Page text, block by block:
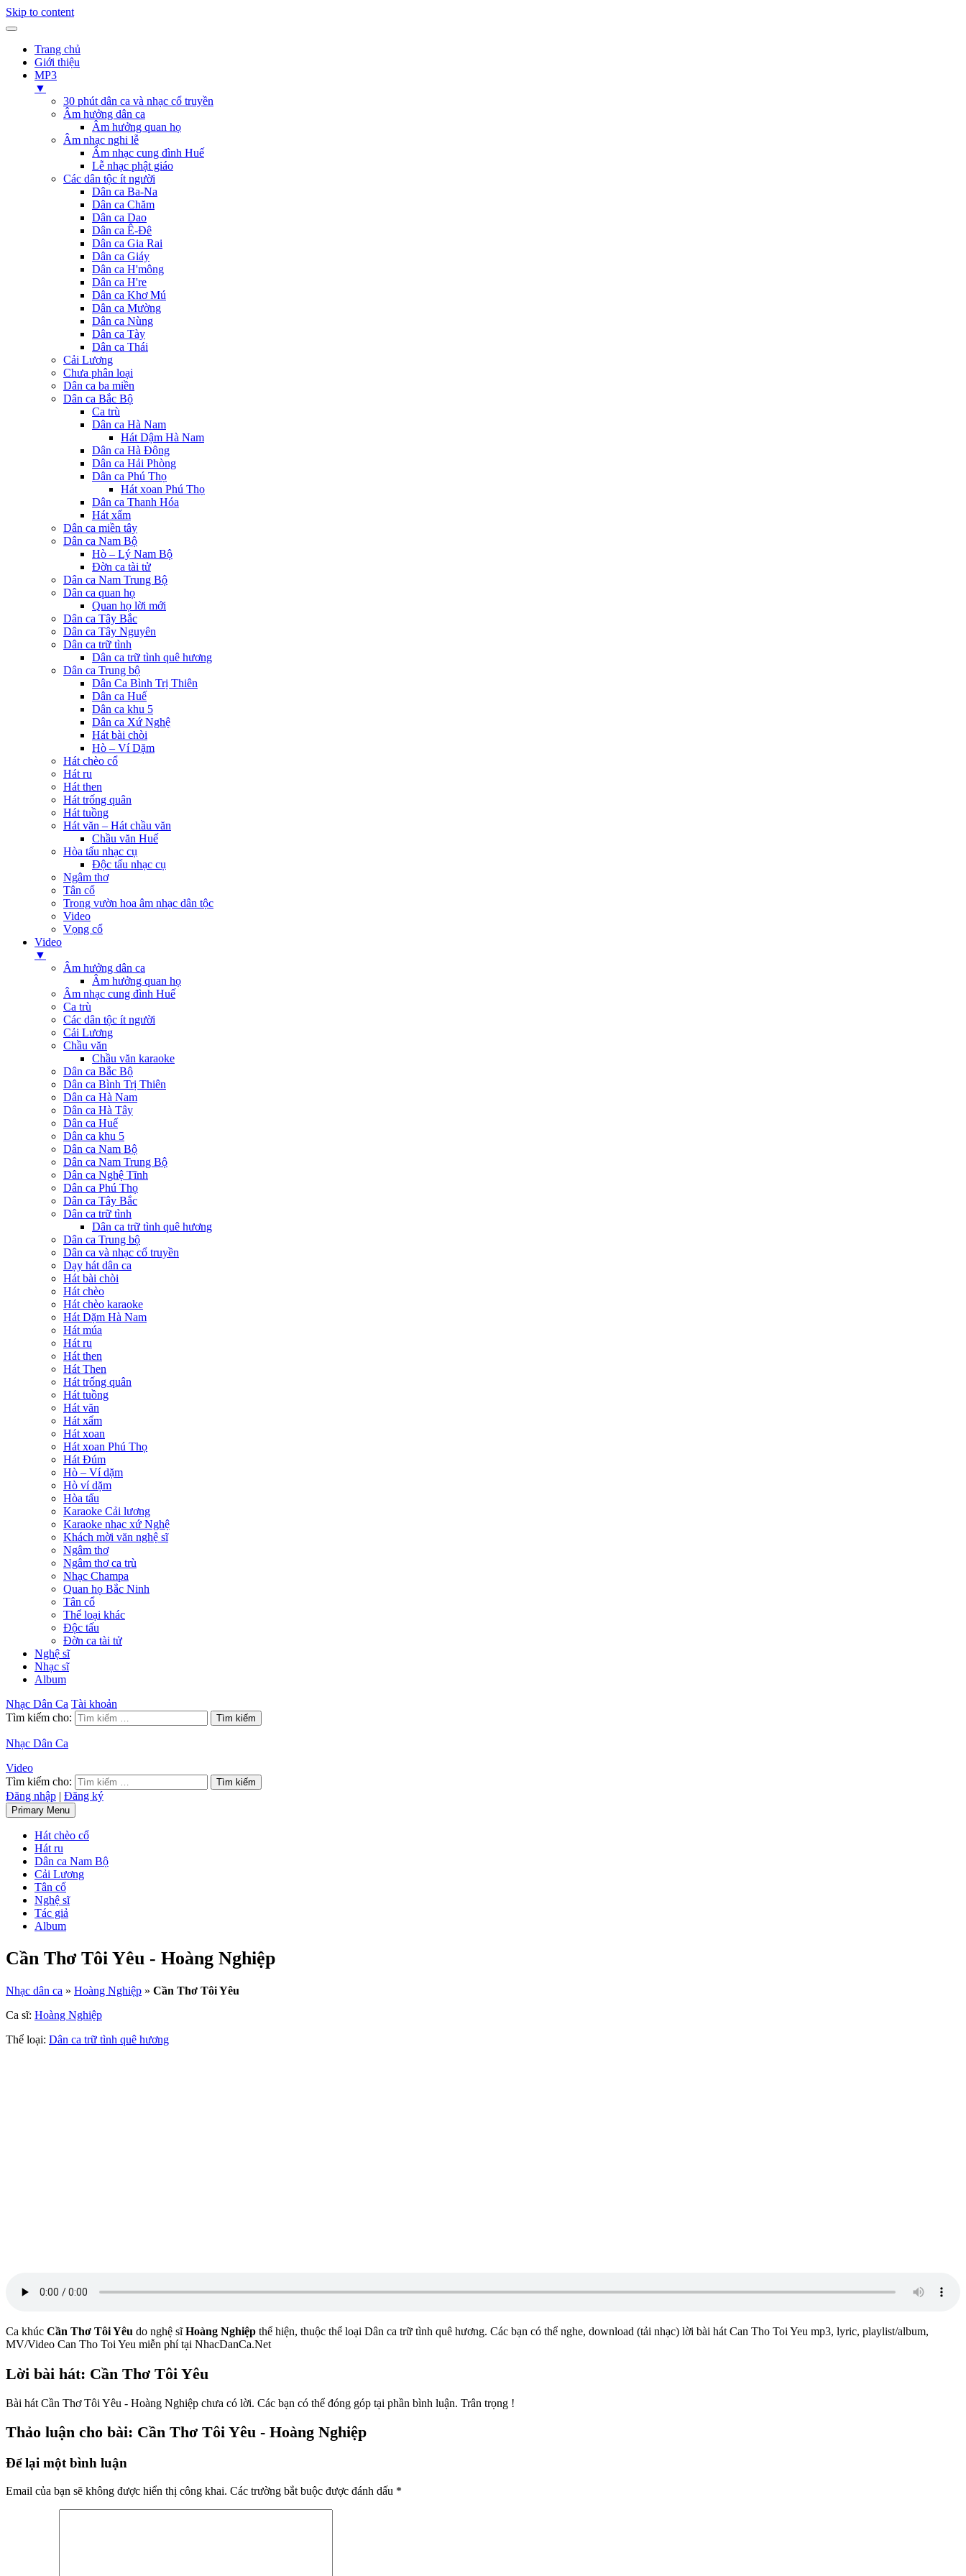
Skip to content
Trang chủ
Giới thiệu
MP3
▼
30 phút dân ca và nhạc cổ truyền
Âm hưởng dân ca
Âm hưởng quan họ
Âm nhạc nghi lễ
Âm nhạc cung đình Huế
Lễ nhạc phật giáo
Các dân tộc ít người
Dân ca Ba-Na
Dân ca Chăm
Dân ca Dao
Dân ca Ê-Đê
Dân ca Gia Rai
Dân ca Giáy
Dân ca H'mông
Dân ca H're
Dân ca Khơ Mú
Dân ca Mường
Dân ca Nùng
Dân ca Tày
Dân ca Thái
Cải Lương
Chưa phân loại
Dân ca ba miền
Dân ca Bắc Bộ
Ca trù
Dân ca Hà Nam
Hát Dậm Hà Nam
Dân ca Hà Đông
Dân ca Hải Phòng
Dân ca Phú Thọ
Hát xoan Phú Thọ
Dân ca Thanh Hóa
Hát xẩm
Dân ca miền tây
Dân ca Nam Bộ
Hò – Lý Nam Bộ
Đờn ca tài tử
Dân ca Nam Trung Bộ
Dân ca quan họ
Quan họ lời mới
Dân ca Tây Bắc
Dân ca Tây Nguyên
Dân ca trữ tình
Dân ca trữ tình quê hương
Dân ca Trung bộ
Dân Ca Bình Trị Thiên
Dân ca Huế
Dân ca khu 5
Dân ca Xứ Nghệ
Hát bài chòi
Hò – Ví Dặm
Hát chèo cổ
Hát ru
Hát then
Hát trống quân
Hát tuồng
Hát văn – Hát chầu văn
Chầu văn Huế
Hòa tấu nhạc cụ
Độc tấu nhạc cụ
Ngâm thơ
Tân cổ
Trong vườn hoa âm nhạc dân tộc
Video
Vọng cổ
Video
▼
Âm hưởng dân ca
Âm hưởng quan họ
Âm nhạc cung đình Huế
Ca trù
Các dân tộc ít người
Cải Lương
Chầu văn
Chầu văn karaoke
Dân ca Bắc Bộ
Dân ca Bình Trị Thiên
Dân ca Hà Nam
Dân ca Hà Tây
Dân ca Huế
Dân ca khu 5
Dân ca Nam Bộ
Dân ca Nam Trung Bộ
Dân ca Nghệ Tĩnh
Dân ca Phú Thọ
Dân ca Tây Bắc
Dân ca trữ tình
Dân ca trữ tình quê hương
Dân ca Trung bộ
Dân ca và nhạc cổ truyền
Dạy hát dân ca
Hát bài chòi
Hát chèo
Hát chèo karaoke
Hát Dặm Hà Nam
Hát múa
Hát ru
Hát then
Hát Then
Hát trống quân
Hát tuồng
Hát văn
Hát xẩm
Hát xoan
Hát xoan Phú Thọ
Hát Đúm
Hò – Ví dặm
Hò ví dặm
Hòa tấu
Karaoke Cải lương
Karaoke nhạc xứ Nghệ
Khách mời văn nghệ sĩ
Ngâm thơ
Ngâm thơ ca trù
Nhạc Champa
Quan họ Bắc Ninh
Tân cổ
Thể loại khác
Độc tấu
Đờn ca tài tử
Nghệ sĩ
Nhạc sĩ
Album
Nhạc Dân Ca Tài khoản
Tìm kiếm cho:
Nhạc Dân Ca
Video
Tìm kiếm cho:
Đăng nhập | Đăng ký
Primary Menu
Hát chèo cổ
Hát ru
Dân ca Nam Bộ
Cải Lương
Tân cổ
Nghệ sĩ
Tác giả
Album
Cần Thơ Tôi Yêu - Hoàng Nghiệp
Nhạc dân ca » Hoàng Nghiệp » Cần Thơ Tôi Yêu
Ca sĩ: Hoàng Nghiệp
Thể loại: Dân ca trữ tình quê hương
Ca khúc Cần Thơ Tôi Yêu do nghệ sĩHoàng Nghiệp thể hiện, thuộc thể loại Dân ca trữ tình quê hương. Các bạn có thể nghe, download (tải nhạc) lời bài hát Can Tho Toi Yeu mp3, lyric, playlist/album,
MV/Video Can Tho Toi Yeu miễn phí tại NhacDanCa.Net
Lời bài hát: Cần Thơ Tôi Yêu
Bài hát Cần Thơ Tôi Yêu - Hoàng Nghiệp chưa có lời. Các bạn có thể đóng góp tại phần bình luận. Trân trọng !
Thảo luận cho bài: Cần Thơ Tôi Yêu - Hoàng Nghiệp
Để lại một bình luận
Email của bạn sẽ không được hiển thị công khai. Các trường bắt buộc được đánh dấu *